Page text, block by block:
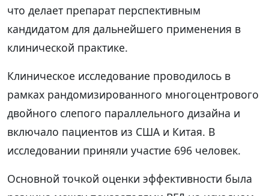
что делает препарат перспективным
кандидатом для дальнейшего применения в
клинической практике.
Клиническое исследование проводилось в
рамках рандомизированного многоцентрового
двойного слепого параллельного дизайна и
включало пациентов из США и Китая. В
исследовании приняли участие 696 человек.
Основной точкой оценки эффективности была